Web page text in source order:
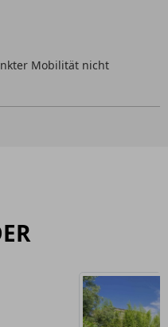
Mobilität nicht